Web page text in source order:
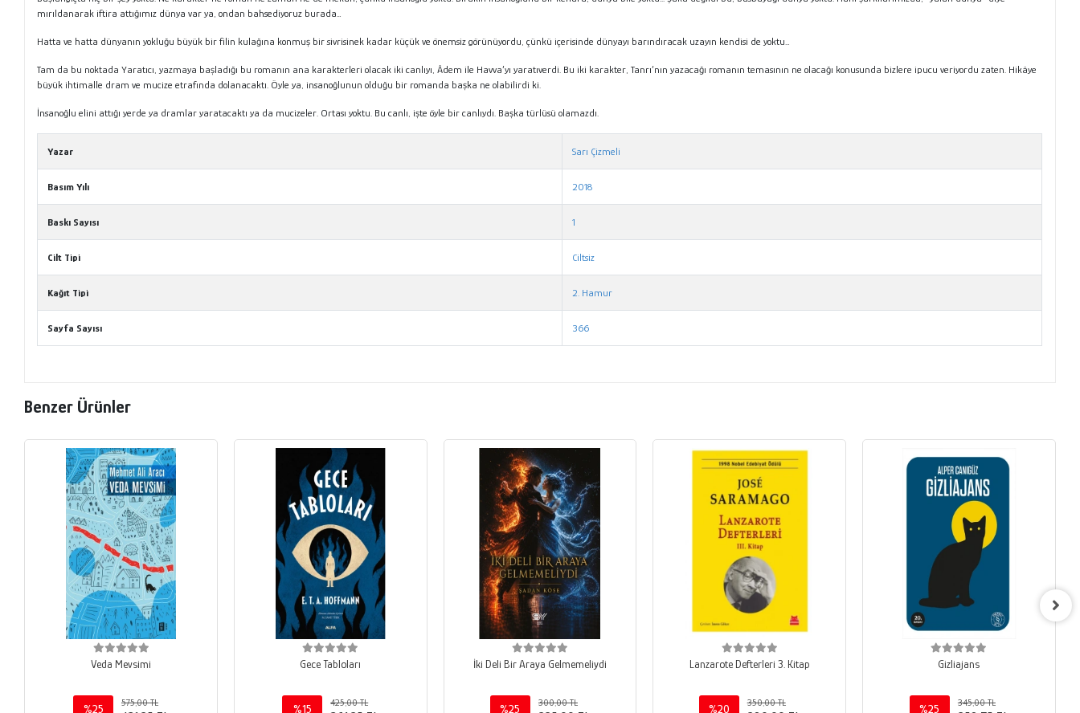
mırıldanarak iftira attığımız dünya var ya, ondan bahsediyoruz burada…
Hatta ve hatta dünyanın yokluğu büyük bir filin kulağına konmuş bir sivrisinek kadar küçük ve önemsiz görünüyordu, çünkü içerisinde dünyayı barındıracak uzayın kendisi de yoktu…
Tam da bu noktada Yaratıcı, yazmaya başladığı bu romanın ana karakterleri olacak iki canlıyı, Âdem ile Havva’yı yaratıverdi. Bu iki karakter, Tanrı’nın yazacağı romanın temasının ne olacağı konusunda bizlere ipucu veriyordu zaten. Hikâye
büyük ihtimalle dram ve mucize etrafında dolanacaktı. Öyle ya, insanoğlunun olduğu bir romanda başka ne olabilirdi ki.
İnsanoğlu elini attığı yerde ya dramlar yaratacaktı ya da mucizeler. Ortası yoktu. Bu canlı, işte öyle bir canlıydı. Başka türlüsü olamazdı.
Yazar Sarı Çizmeli
Basım Yılı 2018
Baskı Sayısı 1
Cilt Tipi Ciltsiz
Kağıt Tipi 2. Hamur
Sayfa Sayısı 366
Benzer Ürünler
Veda Mevsimi
%25
575,00 TL
Gece Tabloları
%15
425,00 TL
İki Deli Bir Araya Gelmemeliydi
%25
300,00 TL
Lanzarote Defterleri 3. Kitap
%20
350,00 TL
Gizliajans
%25
345,00 TL